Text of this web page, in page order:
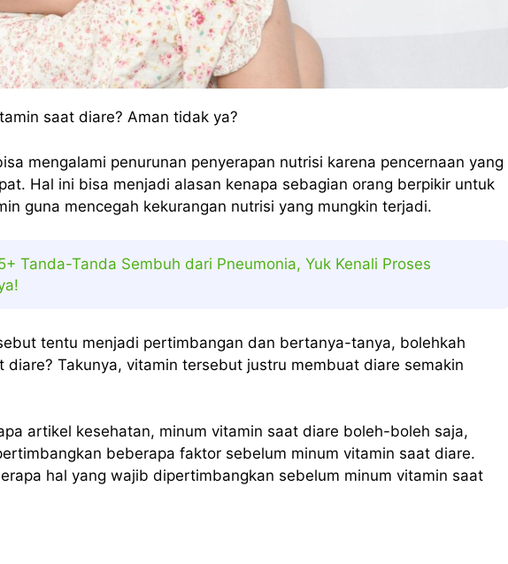
saat diare? Aman tidak ya?
mengalami penurunan penyerapan nutrisi karena pencernaan yang
Hal ini bisa menjadi alasan kenapa sebagian orang berpikir untuk
guna mencegah kekurangan nutrisi yang mungkin terjadi.
Tanda-Tanda Sembuh dari Pneumonia, Yuk Kenali Proses
tentu menjadi pertimbangan dan bertanya-tanya, bolehkah
diare? Takunya, vitamin tersebut justru membuat diare semakin
artikel kesehatan, minum vitamin saat diare boleh-boleh saja,
beberapa faktor sebelum minum vitamin saat diare.
hal yang wajib dipertimbangkan sebelum minum vitamin saat